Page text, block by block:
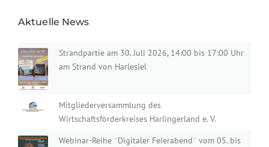
Aktuelle News
Strandpartie am 30. Juli 2026, 14:00 bis 17:00 Uhr
am Strand von Harlesiel
Mitgliederversammlung des
Wirtschaftsförderkreises Harlingerland e. V.
Webinar-Reihe ¨Digitaler Feierabend¨ vom 05. bis